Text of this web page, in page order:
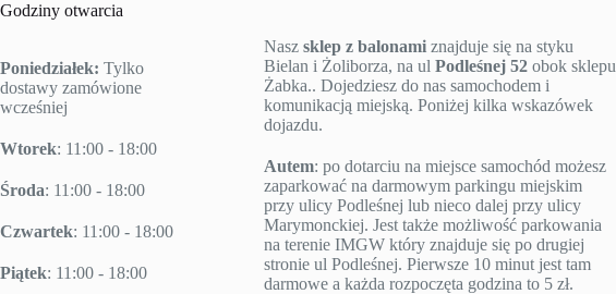
Godziny otwarcia
Poniedziałek: Tylko
dostawy zamówione
wcześniej
Wtorek: 11:00 - 18:00
Środa: 11:00 - 18:00
Czwartek: 11:00 - 18:00
Piątek: 11:00 - 18:00
Nasz sklep z balonamiznajduje się na styku
Bielan i Żoliborza, na ul Podleśnej 52obok sklepu
Żabka.. Dojedziesz do nas samochodem i
komunikacją miejską. Poniżej kilka wskazówek
dojazdu.
Autem: po dotarciu na miejsce samochód możesz
zaparkować na darmowym parkingu miejskim
przy ulicy Podleśnej lub nieco dalej przy ulicy
Marymonckiej. Jest także możliwość parkowania
na terenie IMGW który znajduje się po drugiej
stronie ul Podleśnej. Pierwsze 10 minut jest tam
darmowe a każda rozpoczęta godzina to 5 zł.